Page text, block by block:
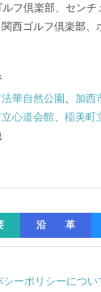
フ倶楽部、センチ
西ゴルフ倶楽部、
華自然公園
加西
心道会館
稲美町
沿 革
シーポリシーについ